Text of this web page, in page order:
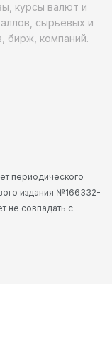
курсы валют и
сырьевых и
бирж, компаний.
периодического
издания №166332-
не совпадать с